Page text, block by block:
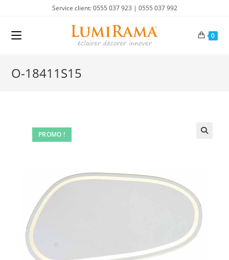
content
Service client: 0555 037 923 | 0555 037 992
0
O-18411S15
PROMO !